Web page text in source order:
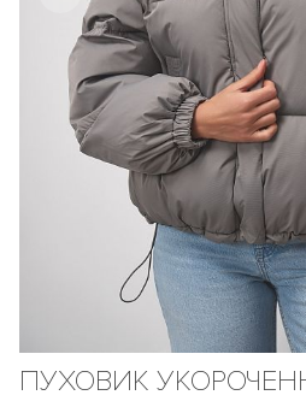
ПУХОВИК